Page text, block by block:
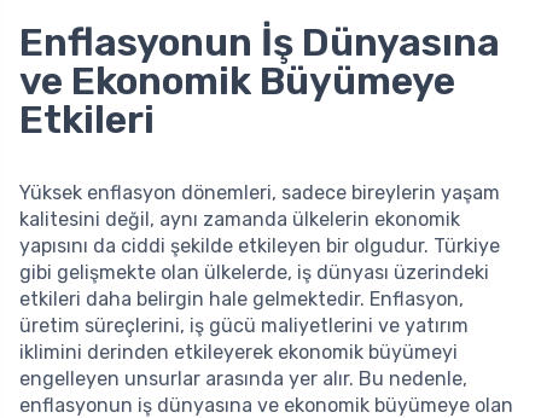
Enflasyonun İş Dünyasına
ve Ekonomik Büyümeye
Etkileri
Yüksek enflasyon dönemleri, sadece bireylerin yaşam
kalitesini değil, aynı zamanda ülkelerin ekonomik
yapısını da ciddi şekilde etkileyen bir olgudur. Türkiye
gibi gelişmekte olan ülkelerde, iş dünyası üzerindeki
etkileri daha belirgin hale gelmektedir. Enflasyon,
üretim süreçlerini, iş gücü maliyetlerini ve yatırım
iklimini derinden etkileyerek ekonomik büyümeyi
engelleyen unsurlar arasında yer alır. Bu nedenle,
enflasyonun iş dünyasına ve ekonomik büyümeye olan